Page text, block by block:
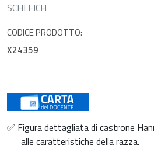
SCHLEICH
CODICE PRODOTTO:
X24359
✅ Figura dettagliata di castrone
alle caratteristiche della razza.